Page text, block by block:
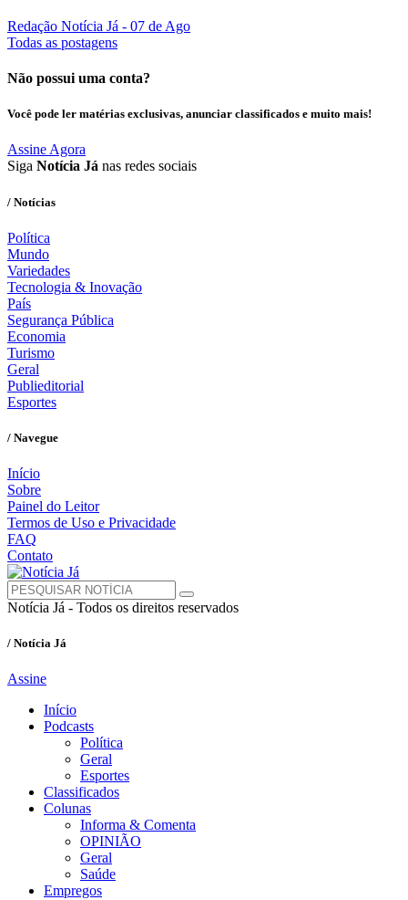
Redação Notícia Já - 07 de Ago
Todas as postagens
Não possui uma conta?
Você pode ler matérias exclusivas, anunciar classificados e muito mais!
Assine Agora
Siga Notícia Já nas redes sociais
/ Notícias
Política
Mundo
Variedades
Tecnologia & Inovação
País
Segurança Pública
Economia
Turismo
Geral
Publieditorial
Esportes
/ Navegue
Início
Sobre
Painel do Leitor
Termos de Uso e Privacidade
FAQ
Contato
Notícia Já - Todos os direitos reservados
/ Notícia Já
Assine
Início
Podcasts
Política
Geral
Esportes
Classificados
Colunas
Informa & Comenta
OPINIÃO
Geral
Saúde
Empregos